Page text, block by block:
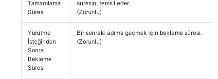
Tamamlama
Süresi
süresini temsil eder.
(Zorunlu)
Yürütme
İsteğinden
Sonra
Bekleme
Süresi
Bir sonraki adıma geçmek için bekleme süresi.
(Zorunlu)